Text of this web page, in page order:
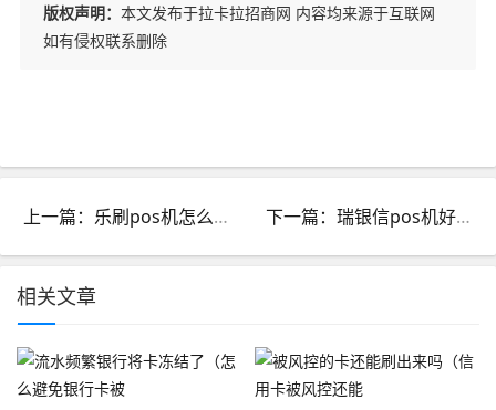
版权声明： 本文发布于拉卡拉招商网 内容均来源于互联网
如有侵权联系删除
上一篇：乐刷pos机怎么退款_乐刷pos机可以退吗 下一篇：瑞银信pos机好不好_瑞银信pos机的缺点
相关文章